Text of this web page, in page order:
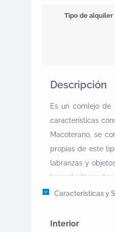
Tipo de alquiler
Descripción
Es un comlejo de
características
Macoterano, se
propias de este
labranzas y
la agricultura de
localizada en la
una de las doce
Características y
Interior